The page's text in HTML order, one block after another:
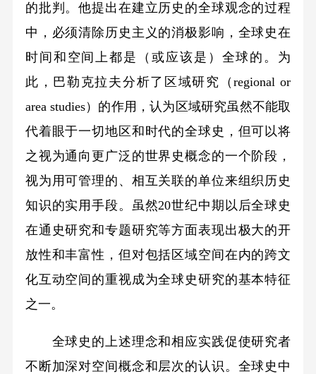
的批判。他提出在建立历史的全球观念的过程
中，必须清除历史主义的消极影响，全球史在
时间和空间上都是（或应该是）全球的。为
此，巴勒克拉夫分析了区域研究（regional or
area studies）的作用，认为区域研究虽然不能取
代着眼于一切地区和时代的全球史，但可以将
之视为通向更广泛的世界史概念的一个阶段，
视为用可管理的、相互关联的单位来组织历史
知识的实用手段。虽然20世纪中期以后全球史
在通史研究和专题研究等方面表现出极大的开
放性和丰富性，但对包括区域空间在内的跨文
化互动空间的重视成为全球史研究的基本特征
之一。
全球史的上述理念和相应实践促使研究者
不断加深对空间概念和层次的认识。全球史中